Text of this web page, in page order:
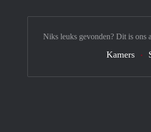
Niks leuks gevonden? Dit is ons
Kamers